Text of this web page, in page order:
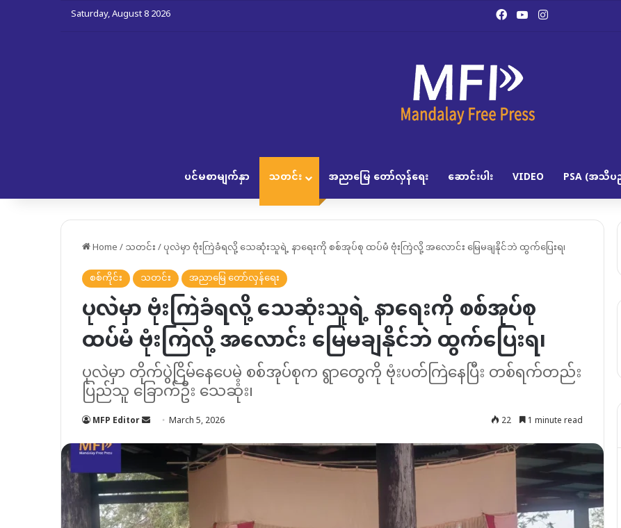
Saturday, August 8 2026 Facebook
YouTubeInstagram
ပင်မစာမျက်နှာ သတင်း အညာမြေ တော်လှန်ရေး ဆောင်းပါး VIDEO PSA (အသိပ
Home/သတင်း/ပုလဲမှာ ဗုံးကြဲခံရလို့ သေဆုံးသူရဲ့ နာရေးကို စစ်အုပ်စု ထပ်မံ ဗုံးကြဲလို့ အလောင်း မြေမချနိုင်ဘဲ ထွက်ပြေးရ၊
စစ်ကိုင်း
သတင်း အညာမြေ တော်လှန်ရေး
ပုလဲမှာ ဗုံးကြဲခံရလို့ သေဆုံးသူရဲ့ နာရေးကို စစ်အုပ်စု
ထပ်မံ ဗုံးကြဲလို့ အလောင်း မြေမချနိုင်ဘဲ ထွက်ပြေးရ၊
ပုလဲမှာ တိုက်ပွဲငြိမ်နေပေမဲ့ စစ်အုပ်စုက ရွာတွေကို ဗုံးပတ်ကြဲနေပြီး တစ်ရက်တည်း
ပြည်သူ ခြောက်ဦး သေဆုံး၊
MFP Editor SendMarch 5, 2026 22 1 minute read